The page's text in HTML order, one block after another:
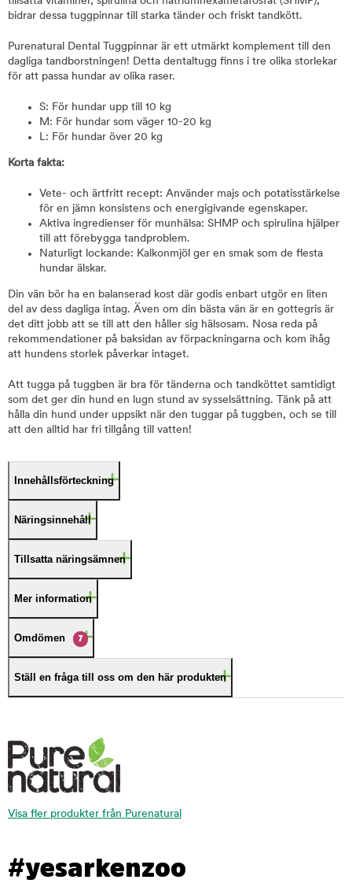
bidrar dessa tuggpinnar till starka tänder och friskt tandkött.
Purenatural Dental Tuggpinnar är ett utmärkt komplement till den
dagliga tandborstningen! Detta dentaltugg finns i tre olika storlekar
för att passa hundar av olika raser.
S: För hundar upp till 10 kg
M: För hundar som väger 10-20 kg
L: För hundar över 20 kg
Korta fakta:
Vete- och ärtfritt recept: Använder majs och potatisstärkelse
för en jämn konsistens och energigivande egenskaper.
Aktiva ingredienser för munhälsa: SHMP och spirulina hjälper
till att förebygga tandproblem.
Naturligt lockande: Kalkonmjöl ger en smak som de flesta
hundar älskar.
Din vän bör ha en balanserad kost där godis enbart utgör en liten
del av dess dagliga intag. Även om din bästa vän är en gottegris är
det ditt jobb att se till att den håller sig hälsosam. Nosa reda på
rekommendationer på baksidan av förpackningarna och kom ihåg
att hundens storlek påverkar intaget.
Att tugga på tuggben är bra för tänderna och tandköttet samtidigt
som det ger din hund en lugn stund av sysselsättning. Tänk på att
hålla din hund under uppsikt när den tuggar på tuggben, och se till
att den alltid har fri tillgång till vatten!
Innehållsförteckning
Näringsinnehåll
Tillsatta näringsämnen
Mer information
Omdömen 7
Ställ en fråga till oss om den här produkten
Visa fler produkter från Purenatural
#yesarkenzoo